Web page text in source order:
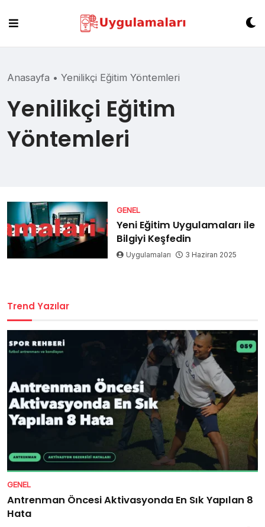
content
Anasayfa • Yenilikçi Eğitim Yöntemleri
Yenilikçi Eğitim
Yöntemleri
GENEL
Yeni Eğitim Uygulamaları ile
Bilgiyi Keşfedin
Uygulamaları 3 Haziran 2025
Trend Yazılar
GENEL
Antrenman Öncesi Aktivasyonda En Sık Yapılan 8
Hata